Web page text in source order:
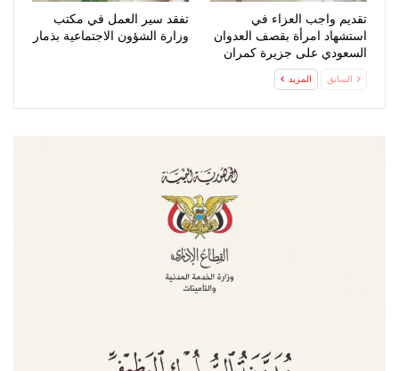
تقديم واجب العزاء في
استشهاد امرأة بقصف العدوان
السعودي على جزيرة كمران
تفقد سير العمل في مكتب
وزارة الشؤون الاجتماعية بذمار
السابق المزيد